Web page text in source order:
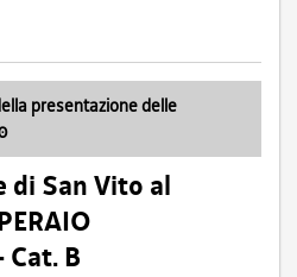
presentazione delle
di San Vito al
Cat. B